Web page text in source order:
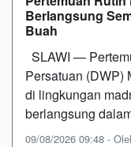
Berlangsung
Buah
SLAWI —
Persatuan (DWP)
di lingkungan
berlangsung
09/08/2026 09:48 -